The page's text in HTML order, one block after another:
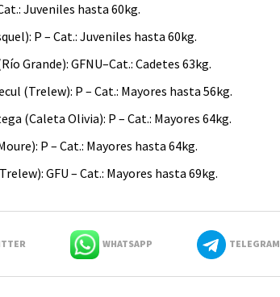
Juveniles hasta 60kg.
P – Cat.: Juveniles hasta 60kg.
Grande): GFNU–Cat.: Cadetes 63kg.
(Trelew): P – Cat.: Mayores hasta 56kg.
(Caleta Olivia): P – Cat.: Mayores 64kg.
P – Cat.: Mayores hasta 64kg.
GFU – Cat.: Mayores hasta 69kg.
WHATSAPP TELEGRAM